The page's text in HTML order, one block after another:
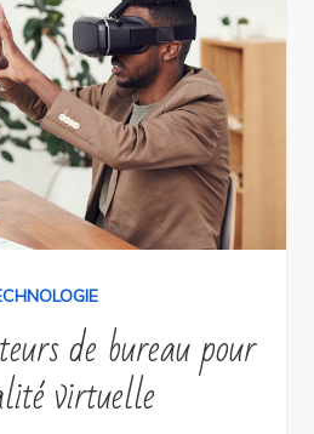
de bureau pour
virtuelle